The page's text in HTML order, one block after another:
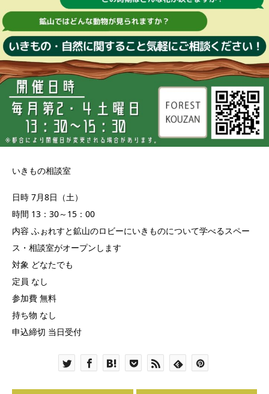
いきもの相談室
日時 7月8日（土）
時間 13：30～15：00
内容 ふぉれすと鉱山のロビーにいきものについて学べるスペー
ス・相談室がオープンします
対象 どなたでも
定員 なし
参加費 無料
持ち物 なし
申込締切 当日受付